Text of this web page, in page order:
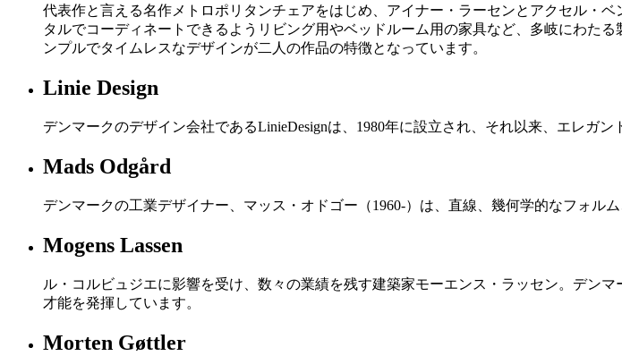
代表作と言える名作メトロポリタンチェアをはじめ、アイナー・ラーセンとアクセル・
タルでコーディネートできるようリビング用やベッドルーム用の家具など、多岐にわた
ンプルでタイムレスなデザインが二人の作品の特徴となっています。
Linie Design
デンマークのデザイン会社であるLinieDesignは、1980年に設立され、それ以来、エレガ
Mads Odgård
デンマークの工業デザイナー、マッス・オドゴー（1960-）は、直線、幾何学的なフォル
Mogens Lassen
ル・コルビュジエに影響を受け、数々の業績を残す建築家モーエンス・ラッセン。デン
才能を発揮しています。
Morten Gøttler